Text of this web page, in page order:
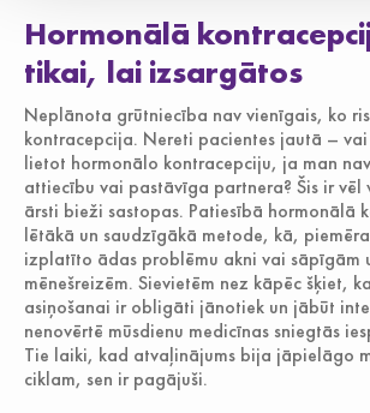
Hormonālā
tikai, lai izsargātos
Neplānota grūtniecība nav vienīgais, ko
kontracepcija. Nereti pacientes jautā –
lietot hormonālo kontracepciju, ja man
attiecību vai pastāvīga partnera? Šis ir vēl
ārsti bieži sastopas. Patiesībā hormonālā
lētākā un saudzīgākā metode, kā,
izplatīto ādas problēmu akni vai sāpīgām
mēnešreizēm. Sievietēm nez kāpēc šķiet,
asiņošanai ir obligāti jānotiek un jābūt
nenovērtē mūsdienu medicīnas sniegtās
Tie laiki, kad atvaļinājums bija jāpielāgo
ciklam, sen ir pagājuši.